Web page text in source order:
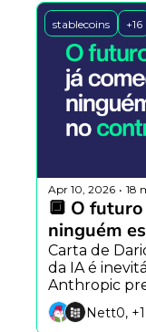
stablecoins +16
Apr 10, 2026 • 18
🔲 O
ninguém
Carta de
da IA é
Anthropic
agentes de
cripto.Nett0, +1